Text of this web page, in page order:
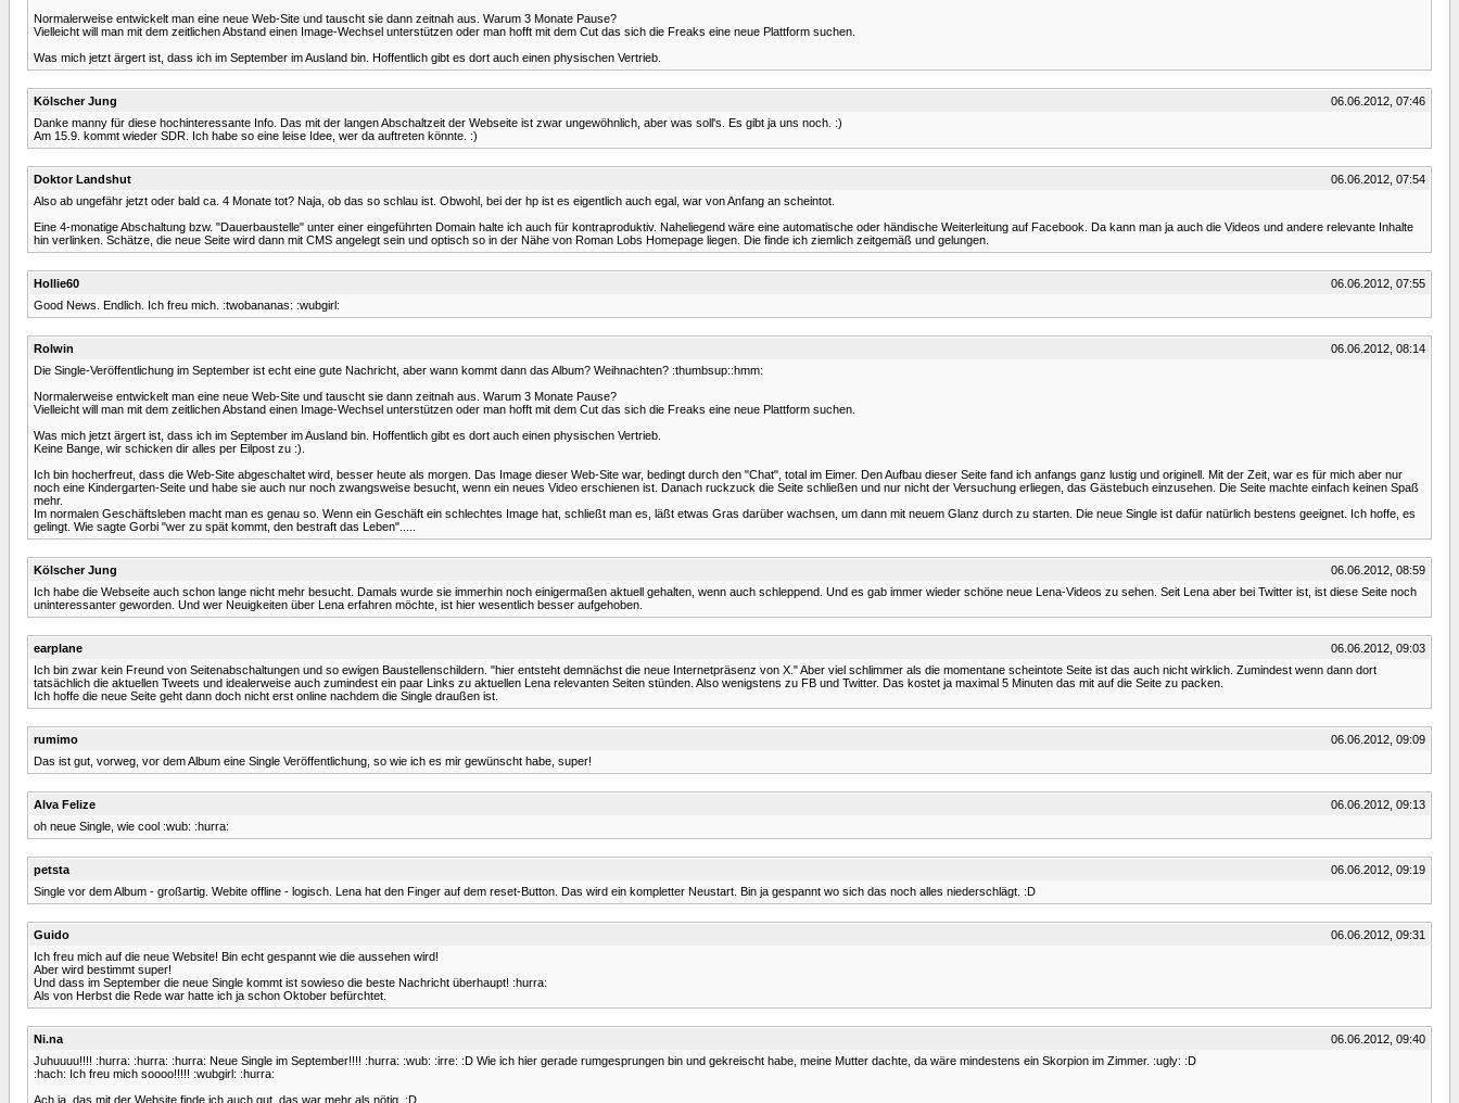
Normalerweise entwickelt man eine neue Web-Site und tauscht sie dann zeitnah aus. Warum 3 Monate Pause?
Vielleicht will man mit dem zeitlichen Abstand einen Image-Wechsel unterstützen oder man hofft mit dem Cut das sich die Freaks eine neue Plattform suchen.
Was mich jetzt ärgert ist, dass ich im September im Ausland bin. Hoffentlich gibt es dort auch einen physischen Vertrieb.
Kölscher Jung
06.06.2012, 07:46
Danke manny für diese hochinteressante Info. Das mit der langen Abschaltzeit der Webseite ist zwar ungewöhnlich, aber was soll's. Es gibt ja uns noch. :)
Am 15.9. kommt wieder SDR. Ich habe so eine leise Idee, wer da auftreten könnte. :)
Doktor Landshut
06.06.2012, 07:54
Also ab ungefähr jetzt oder bald ca. 4 Monate tot? Naja, ob das so schlau ist. Obwohl, bei der hp ist es eigentlich auch egal, war von Anfang an scheintot.
Eine 4-monatige Abschaltung bzw. "Dauerbaustelle" unter einer eingeführten Domain halte ich auch für kontraproduktiv. Naheliegend wäre eine automatische oder händische Weiterleitung auf Facebook. Da kann man ja auch die Videos und andere relevante Inhalte
hin verlinken. Schätze, die neue Seite wird dann mit CMS angelegt sein und optisch so in der Nähe von Roman Lobs Homepage liegen. Die finde ich ziemlich zeitgemäß und gelungen.
Hollie60
06.06.2012, 07:55
Good News. Endlich. Ich freu mich. :twobananas: :wubgirl:
Rolwin
06.06.2012, 08:14
Die Single-Veröffentlichung im September ist echt eine gute Nachricht, aber wann kommt dann das Album? Weihnachten? :thumbsup::hmm:
Normalerweise entwickelt man eine neue Web-Site und tauscht sie dann zeitnah aus. Warum 3 Monate Pause?
Vielleicht will man mit dem zeitlichen Abstand einen Image-Wechsel unterstützen oder man hofft mit dem Cut das sich die Freaks eine neue Plattform suchen.
Was mich jetzt ärgert ist, dass ich im September im Ausland bin. Hoffentlich gibt es dort auch einen physischen Vertrieb.
Keine Bange, wir schicken dir alles per Eilpost zu :).
Ich bin hocherfreut, dass die Web-Site abgeschaltet wird, besser heute als morgen. Das Image dieser Web-Site war, bedingt durch den "Chat", total im Eimer. Den Aufbau dieser Seite fand ich anfangs ganz lustig und originell. Mit der Zeit, war es für mich aber nur
noch eine Kindergarten-Seite und habe sie auch nur noch zwangsweise besucht, wenn ein neues Video erschienen ist. Danach ruckzuck die Seite schließen und nur nicht der Versuchung erliegen, das Gästebuch einzusehen. Die Seite machte einfach keinen Spaß
mehr.
Im normalen Geschäftsleben macht man es genau so. Wenn ein Geschäft ein schlechtes Image hat, schließt man es, läßt etwas Gras darüber wachsen, um dann mit neuem Glanz durch zu starten. Die neue Single ist dafür natürlich bestens geeignet. Ich hoffe, es
gelingt. Wie sagte Gorbi "wer zu spät kommt, den bestraft das Leben".....
Kölscher Jung
06.06.2012, 08:59
Ich habe die Webseite auch schon lange nicht mehr besucht. Damals wurde sie immerhin noch einigermaßen aktuell gehalten, wenn auch schleppend. Und es gab immer wieder schöne neue Lena-Videos zu sehen. Seit Lena aber bei Twitter ist, ist diese Seite noch
uninteressanter geworden. Und wer Neuigkeiten über Lena erfahren möchte, ist hier wesentlich besser aufgehoben.
earplane
06.06.2012, 09:03
Ich bin zwar kein Freund von Seitenabschaltungen und so ewigen Baustellenschildern. "hier entsteht demnächst die neue Internetpräsenz von X." Aber viel schlimmer als die momentane scheintote Seite ist das auch nicht wirklich. Zumindest wenn dann dort
tatsächlich die aktuellen Tweets und idealerweise auch zumindest ein paar Links zu aktuellen Lena relevanten Seiten stünden. Also wenigstens zu FB und Twitter. Das kostet ja maximal 5 Minuten das mit auf die Seite zu packen.
Ich hoffe die neue Seite geht dann doch nicht erst online nachdem die Single draußen ist.
rumimo
06.06.2012, 09:09
Das ist gut, vorweg, vor dem Album eine Single Veröffentlichung, so wie ich es mir gewünscht habe, super!
Alva Felize
06.06.2012, 09:13
oh neue Single, wie cool :wub: :hurra:
petsta
06.06.2012, 09:19
Single vor dem Album - großartig. Webite offline - logisch. Lena hat den Finger auf dem reset-Button. Das wird ein kompletter Neustart. Bin ja gespannt wo sich das noch alles niederschlägt. :D
Guido
06.06.2012, 09:31
Ich freu mich auf die neue Website! Bin echt gespannt wie die aussehen wird!
Aber wird bestimmt super!
Und dass im September die neue Single kommt ist sowieso die beste Nachricht überhaupt! :hurra:
Als von Herbst die Rede war hatte ich ja schon Oktober befürchtet.
Ni.na
06.06.2012, 09:40
Juhuuuu!!!! :hurra: :hurra: :hurra: Neue Single im September!!!! :hurra: :wub: :irre: :D Wie ich hier gerade rumgesprungen bin und gekreischt habe, meine Mutter dachte, da wäre mindestens ein Skorpion im Zimmer. :ugly: :D
:hach: Ich freu mich soooo!!!!! :wubgirl: :hurra:
Ach ja, das mit der Website finde ich auch gut, das war mehr als nötig. :D